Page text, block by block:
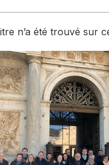
n’a été trouvé sur